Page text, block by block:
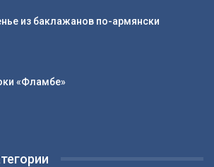
из баклажанов по-армянски
«Фламбе»